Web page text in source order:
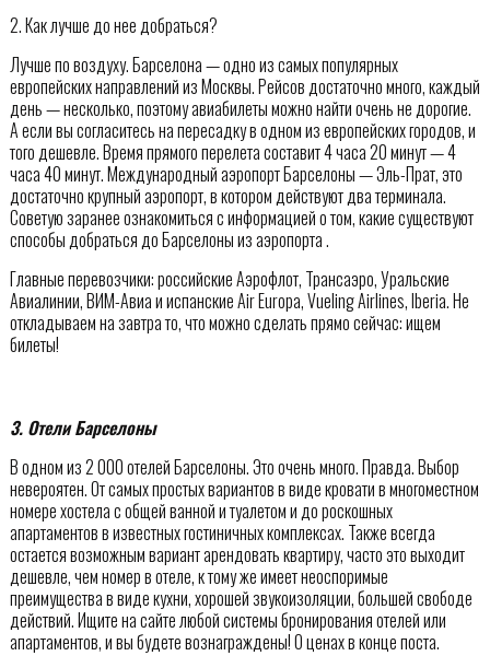
2. Как лучше до нее добраться?
Лучше по воздуху. Барселона — одно из самых популярных
европейских направлений из Москвы. Рейсов достаточно много, каждый
день — несколько, поэтому авиабилеты можно найти очень не дорогие.
А если вы согласитесь на пересадку в одном из европейских городов, и
того дешевле. Время прямого перелета составит 4 часа 20 минут — 4
часа 40 минут. Международный аэропорт Барселоны — Эль-Прат, это
достаточно крупный аэропорт, в котором действуют два терминала.
Советую заранее ознакомиться с информацией о том, какие существуют
способы добраться до Барселоны из аэропорта .
Главные перевозчики: российские Аэрофлот, Трансаэро, Уральские
Авиалинии, ВИМ-Авиа и испанские Air Europa, Vueling Airlines, Iberia. Не
откладываем на завтра то, что можно сделать прямо сейчас: ищем
билеты!
3. Отели Барселоны
В одном из 2 000 отелей Барселоны. Это очень много. Правда. Выбор
невероятен. От самых простых вариантов в виде кровати в многоместном
номере хостела с общей ванной и туалетом и до роскошных
апартаментов в известных гостиничных комплексах. Также всегда
остается возможным вариант арендовать квартиру, часто это выходит
дешевле, чем номер в отеле, к тому же имеет неоспоримые
преимущества в виде кухни, хорошей звукоизоляции, большей свободе
действий. Ищите на сайте любой системы бронирования отелей или
апартаментов, и вы будете вознаграждены! О ценах в конце поста.